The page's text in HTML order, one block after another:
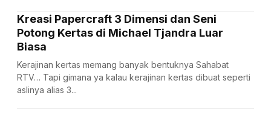
Kreasi Papercraft 3 Dimensi dan Seni
Potong Kertas di Michael Tjandra Luar
Biasa
Kerajinan kertas memang banyak bentuknya Sahabat
RTV… Tapi gimana ya kalau kerajinan kertas dibuat seperti
aslinya alias 3...